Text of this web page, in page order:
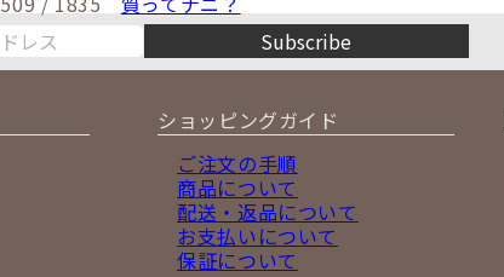
Subscribe
ショッピングガイド
ご注文の手順
商品について
配送・返品について
お支払いについて
保証について